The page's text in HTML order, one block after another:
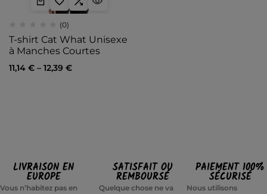
(0)
T-shirt Cat What Unisexe
à Manches Courtes
11,14 € – 12,39 €
LIVRAISON EN
EUROPE
Vous n’habitez pas en
SATISFAIT OU
REMBOURSÉ
Quelque chose ne va
PAIEMENT 100%
SÉCURISÉ
Nous utilisons